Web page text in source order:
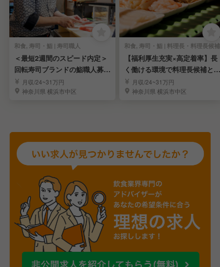
和食, 寿司・鮨 | 寿司職人
＜最短2週間のスピード内定＞
回転寿司ブランドの鮨職人募集
／月8～10日休み
月収/24~31万円
神奈川県 横浜市中区
和食, 寿司・鮨 | 料理長・料理長候補
【福利厚生充実×高定着率】長
く働ける環境で料理長候補とし
て活躍／「みさき」
月収/24~31万円
神奈川県 横浜市中区